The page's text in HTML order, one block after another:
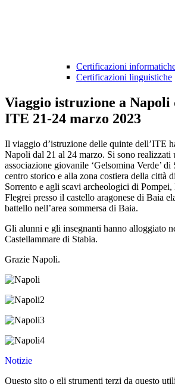
Certificazioni
Certificazioni linguistiche
Viaggio istruzione a Napoli
ITE 21-24 marzo 2023
Il viaggio d’istruzione delle quinte dell’ITE
Napoli dal 21 al 24 marzo. Si sono realizzati
associazione giovanile ‘Gelsomina Verde’
centro storico e alla zona costiera della città
Sorrento e agli scavi archeologici di
Flegrei presso il castello aragonese di Baia
battello nell’area sommersa di Baia.
Gli alunni e gli insegnanti hanno alloggiato
Castellammare di Stabia.
Grazie Napoli.
Notizie
Questo sito o gli strumenti terzi da questo